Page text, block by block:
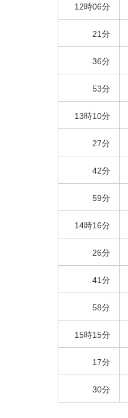
12時06分
21分
36分
53分
13時10分
27分
42分
59分
14時16分
26分
41分
58分
15時15分
17分
30分